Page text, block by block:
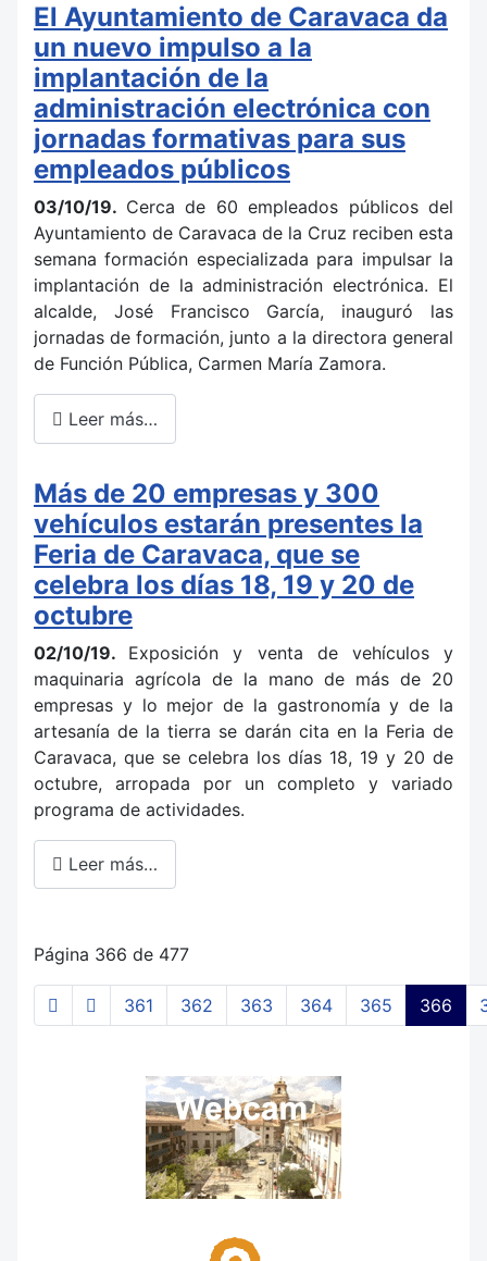
El Ayuntamiento de Caravaca da
un nuevo impulso a la
implantación de la
administración electrónica con
jornadas formativas para sus
empleados públicos
03/10/19. Cerca de 60 empleados públicos del
Ayuntamiento de Caravaca de la Cruz reciben esta
semana formación especializada para impulsar la
implantación de la administración electrónica. El
alcalde, José Francisco García, inauguró las
jornadas de formación, junto a la directora general
de Función Pública, Carmen María Zamora.
Leer más…
Más de 20 empresas y 300
vehículos estarán presentes la
Feria de Caravaca, que se
celebra los días 18, 19 y 20 de
octubre
02/10/19. Exposición y venta de vehículos y
maquinaria agrícola de la mano de más de 20
empresas y lo mejor de la gastronomía y de la
artesanía de la tierra se darán cita en la Feria de
Caravaca, que se celebra los días 18, 19 y 20 de
octubre, arropada por un completo y variado
programa de actividades.
Leer más…
Página 366 de 477
361 362 363 364 365 366